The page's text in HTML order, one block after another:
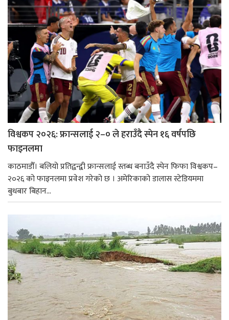
विश्वकप २०२६: फ्रान्सलाई २–० ले हराउँदै स्पेन १६ वर्षपछि
फाइनलमा
काठमाडौँ। बलियो प्रतिद्वन्द्वी फ्रान्सलाई स्तब्ध बनाउँदै स्पेन फिफा विश्वकप–
२०२६ को फाइनलमा प्रवेश गरेको छ । अमेरिकाको डालास स्टेडियममा
बुधबार बिहान...